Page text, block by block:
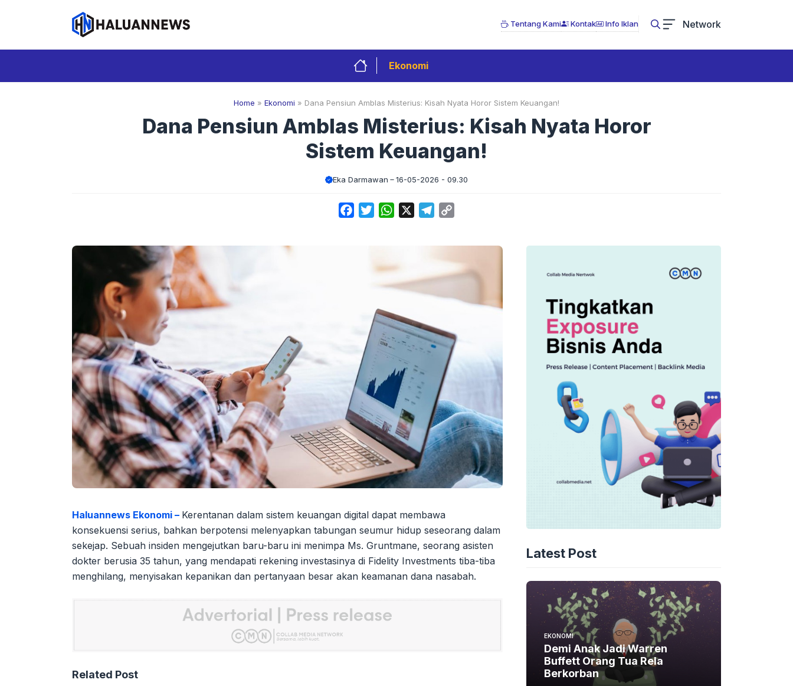
Tentang Kami Kontak Info Iklan Network
Ekonomi
Home » Ekonomi » Dana Pensiun Amblas Misterius: Kisah Nyata Horor Sistem Keuangan!
Dana Pensiun Amblas Misterius: Kisah Nyata Horor
Sistem Keuangan!
Eka Darmawan 16-05-2026 - 09.30
FacebookTwitterWhatsApp Telegram
Haluannews Ekonomi – Kerentanan dalam sistem keuangan digital dapat membawa
konsekuensi serius, bahkan berpotensi melenyapkan tabungan seumur hidup seseorang dalam
sekejap. Sebuah insiden mengejutkan baru-baru ini menimpa Ms. Gruntmane, seorang asisten
dokter berusia 35 tahun, yang mendapati rekening investasinya di Fidelity Investments tiba-tiba
menghilang, menyisakan kepanikan dan pertanyaan besar akan keamanan dana nasabah.
Related Post
Latest Post
EKONOMI
Demi Anak Jadi Warren
Buffett Orang Tua Rela
Berkorban